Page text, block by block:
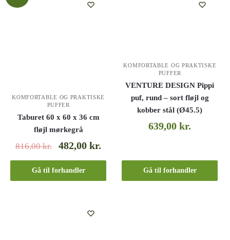
KOMFORTABLE OG PRAKTISKE
PUFFER
Taburet 60 x 60 x 36 cm
fløjl mørkegrå
816,00kr. 482,00kr.
Gå til forhandler
KOMFORTABLE OG PRAKTISKE
PUFFER
VENTURE DESIGN Pippi
puf, rund – sort fløjl og
kobber stål (Ø45.5)
639,00kr.
Gå til forhandler